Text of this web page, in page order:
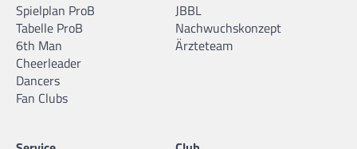
Spielplan ProB
Tabelle ProB
6th Man
Cheerleader
Dancers
Fan Clubs
JBBL
Nachwuchskonzept
Ärzteteam